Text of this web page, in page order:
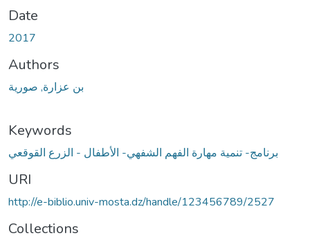
Date
2017
Authors
بن عزارة, صورية
Keywords
برنامج- تنمیة مھارة الفھم الشفھي- الأطفال - الزرع القوقعي
URI
http://e-biblio.univ-mosta.dz/handle/123456789/2527
Collections